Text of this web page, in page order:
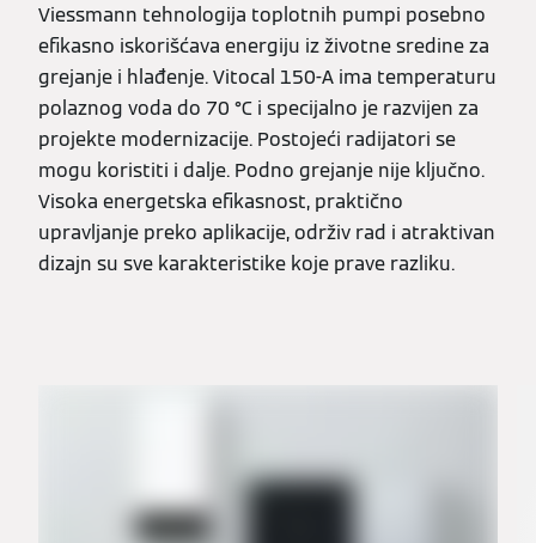
Viessmann tehnologija toplotnih pumpi posebno
efikasno iskorišćava energiju iz životne sredine za
grejanje i hlađenje. Vitocal 150-A ima temperaturu
polaznog voda do 70 °C i specijalno je razvijen za
projekte modernizacije. Postojeći radijatori se
mogu koristiti i dalje. Podno grejanje nije ključno.
Visoka energetska efikasnost, praktično
upravljanje preko aplikacije, održiv rad i atraktivan
dizajn su sve karakteristike koje prave razliku.